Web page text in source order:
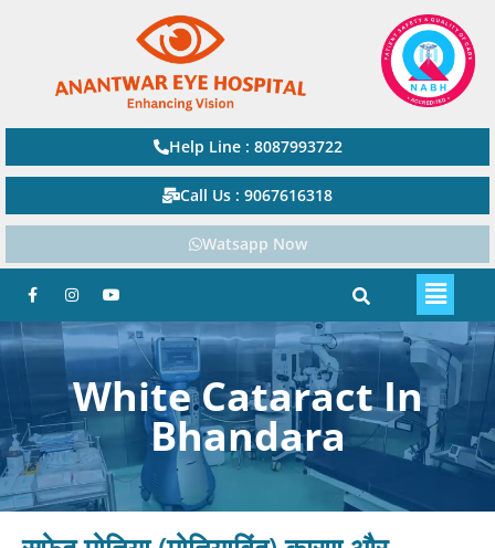
Help Line : 8087993722
Call Us : 9067616318
Watsapp Now
White Cataract In
Bhandara